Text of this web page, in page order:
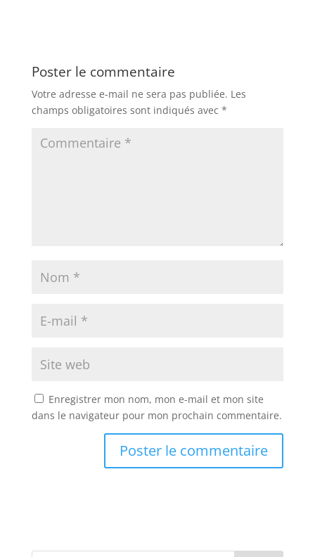
Poster le commentaire
Votre adresse e-mail ne sera pas publiée. Les
champs obligatoires sont indiqués avec *
Enregistrer mon nom, mon e-mail et mon site
dans le navigateur pour mon prochain commentaire.